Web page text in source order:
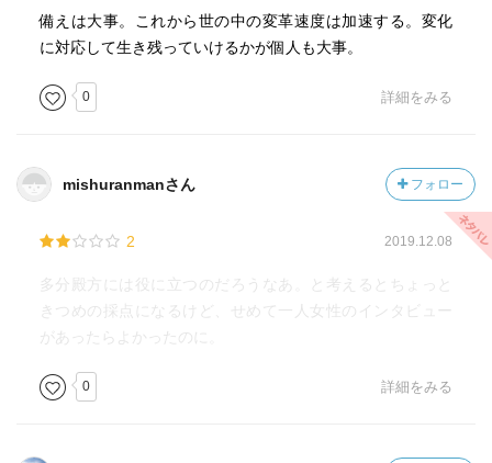
定年というのは表現を変えれば「自由」を手にすること
です。自分の好きなことがやれるときが来たということな
生懸命働いてきました。その結果としての定年後までが人
の意見に左右されるのはできることなら御免こうむりたい
と思うのは当然です。（p.219）
備えは大事。これから世の中の変革速度は加速する。変化
に対応して生き残っていけるかが個人も大事。
0 詳細をみる
mishuranmanさん フォロー
2 2019.12.08
多分殿方には役に立つのだろうなあ。と考えるとちょっと
きつめの採点になるけど、せめて一人女性のインタビュー
があったらよかったのに。
0 詳細をみる